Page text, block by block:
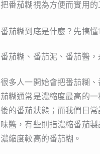
把番茄糊視為方便而實用
番茄糊到底是什麼？先搞懂
番茄糊、番茄泥、番茄醬，
很多人一開始會把番茄糊
茄糊通常是濃縮度最高的
後的番茄狀態；而我們日
味醬，有些則指濃縮番茄
濃縮度較高的番茄糊。